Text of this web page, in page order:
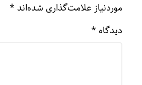
موردنیاز علامت‌گذاری شده‌اند *
دیدگاه *